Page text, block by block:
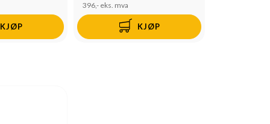
KJØP
396,- eks. mva
KJØP